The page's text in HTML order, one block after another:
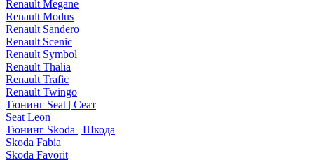
Renault Megane
Renault Modus
Renault Sandero
Renault Scenic
Renault Symbol
Renault Thalia
Renault Trafic
Renault Twingo
Тюнинг Seat | Сеат
Seat Leon
Тюнинг Skoda | Шкода
Skoda Fabia
Skoda Favorit